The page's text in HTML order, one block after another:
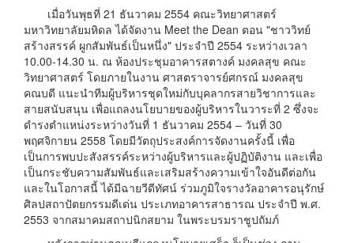
เมื่อวันพุธที่ 21 ธันวาคม 2554 คณะวิทยาศาสตร์
มหาวิทยาลัยมหิดล ได้จัดงาน Meet the Dean ตอน "ชาววิทย์
สร้างสรรค์ ผูกสัมพันธ์เป็นหนึ่ง" ประจำปี 2554 ระหว่างเวลา
10.00-14.30 น. ณ ห้องประชุมอาคารสตางค์ มงคลสุข คณะ
วิทยาศาสตร์ โดยภายในงาน ศาสตราจารย์ศกรณ์ มงคลสุข
คณบดี แนะนำทีมผู้บริหารชุดใหม่กับบุคลากรสายวิชาการและ
สายสนับสนุน เพื่อแถลงนโยบายของผู้บริหารในวาระที่ 2 ซึ่งจะ
ดำรงตำแหน่งระหว่างวันที่ 1 ธันวาคม 2554 – วันที่ 30
พฤศจิกายน 2558 โดยมีวัตถุประสงค์การจัดงานครั้งนี้ เพื่อ
เป็นการพบปะสังสรรค์ระหว่างผู้บริหารและผู้ปฏิบัติงาน และเพื่อ
เป็นกระชับความสัมพันธ์และเสริมสร้างความเข้าใจอันดีต่อกัน
และในโอกาสนี้ ได้มีฉายวีดีทัศน์ ร่วมภูมิใจรางวัลอาคารอนุรักษ์
ศิลปสถาปัตยกรรมดีเด่น ประเภทอาคารสาธารณ ประจำปี พ.ศ.
2553 จากสมาคมสถาปนิกสยาม ในพระบรมราชูปถัมภ์